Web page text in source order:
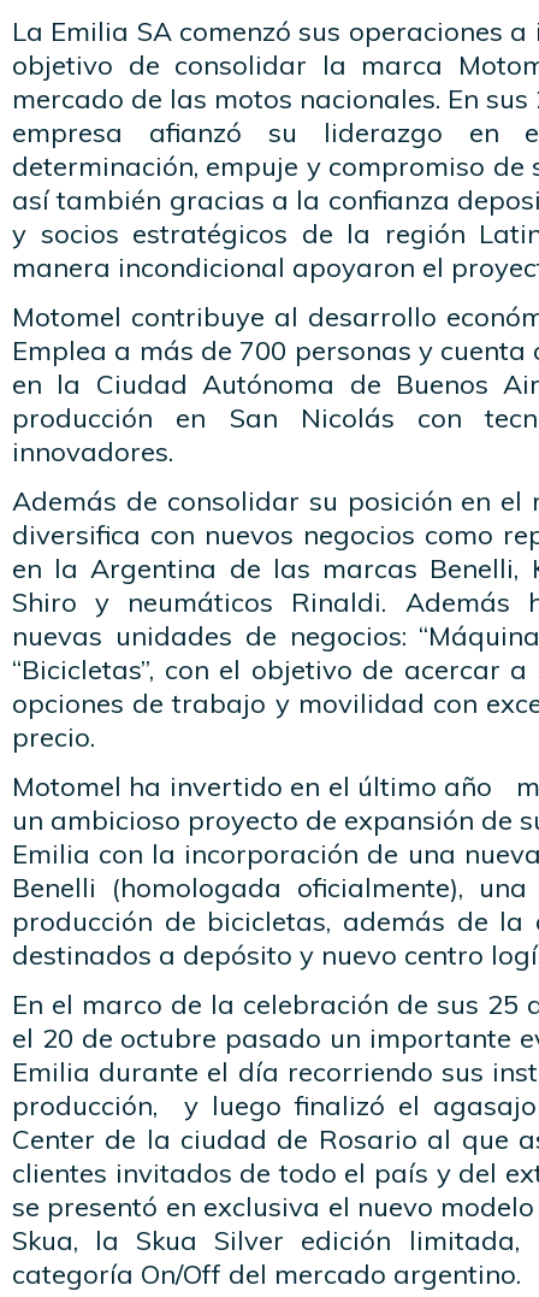
La Emilia SA comenzó sus operaciones
objetivo de consolidar la marca
mercado de las motos nacionales. En
empresa afianzó su liderazgo en
determinación, empuje y compromiso de
así también gracias a la confianza
y socios estratégicos de la región
manera incondicional apoyaron el
Motomel contribuye al desarrollo
Emplea a más de 700 personas y cuenta
en la Ciudad Autónoma de Buenos
producción en San Nicolás con
innovadores.
Además de consolidar su posición en el
diversifica con nuevos negocios como
en la Argentina de las marcas Benelli,
Shiro y neumáticos Rinaldi. Además
nuevas unidades de negocios:
“Bicicletas”, con el objetivo de acercar
opciones de trabajo y movilidad con
precio.
Motomel ha invertido en el último año
un ambicioso proyecto de expansión de
Emilia con la incorporación de una
Benelli (homologada oficialmente),
producción de bicicletas, además de la
destinados a depósito y nuevo centro
En el marco de la celebración de sus 25
el 20 de octubre pasado un importante
Emilia durante el día recorriendo sus
producción, y luego finalizó el
Center de la ciudad de Rosario al que
clientes invitados de todo el país y del
se presentó en exclusiva el nuevo
Skua, la Skua Silver edición
categoría On/Off del mercado argentino.